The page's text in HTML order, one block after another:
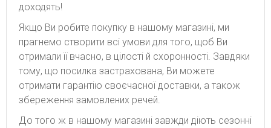
доходять!
Якщо Ви робите покупку в нашому магазині, ми
прагнемо створити всі умови для того, щоб Ви
отримали її вчасно, в цілості й схоронності. Завдяки
тому, що посилка застрахована, Ви можете
отримати гарантію своєчасної доставки, а також
збереження замовлених речей.
До того ж в нашому магазині завжди діють сезонні